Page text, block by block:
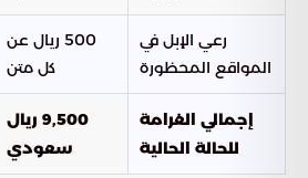
رعي الإبل في
المواقع المحظورة
500 ريال عن
كل متن
إجمالي الغرامة
للحالة الحالية
9,500 ريال
سعودي